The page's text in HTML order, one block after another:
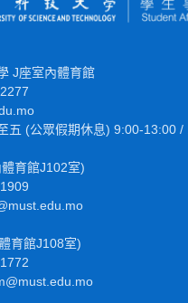
主持人致開場
J座室內體育館
五 (公眾假期休息) 9:00-13:00
育館J102室)
育館J108室)